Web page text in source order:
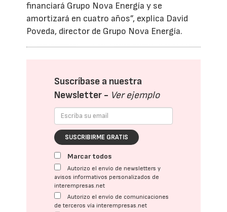
financiará Grupo Nova Energía y se
amortizará en cuatro años”, explica David
Poveda, director de Grupo Nova Energía.
Suscríbase a nuestra
Newsletter - Ver ejemplo
SUSCRIBIRME GRATIS
Marcar todos
Autorizo el envío de newsletters y
avisos informativos personalizados de
interempresas.net
Autorizo el envío de comunicaciones
de terceros vía interempresas.net